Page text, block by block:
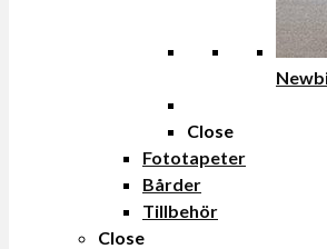
Close
Fototapeter
Bårder
Tillbehör
Close